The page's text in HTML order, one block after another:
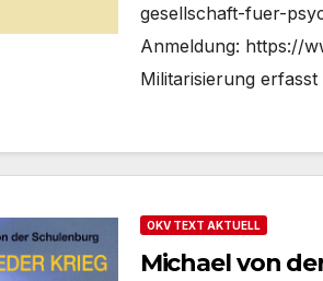
gesellschaft-fuer-
Anmeldung: https://
Militarisierung erfasst
OKV TEXT AKTUELL
Michael von